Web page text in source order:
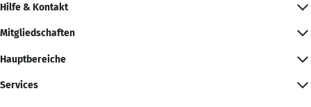
Hilfe & Kontakt
Mitgliedschaften
Hauptbereiche
Services